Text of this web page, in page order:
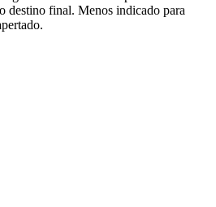
destino final. Menos indicado para